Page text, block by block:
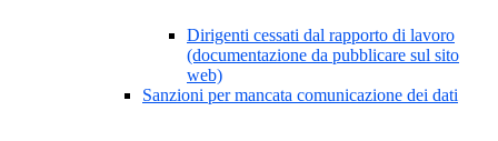
Dirigenti cessati dal rapporto di lavoro
(documentazione da pubblicare sul sito
web)
Sanzioni per mancata comunicazione dei dati